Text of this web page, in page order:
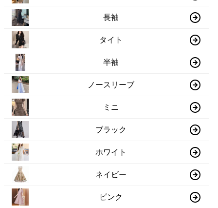
長袖
タイト
半袖
ノースリーブ
ミニ
ブラック
ホワイト
ネイビー
ピンク